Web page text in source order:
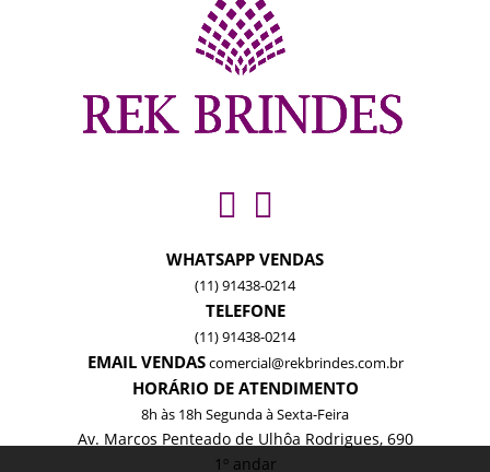
WHATSAPP VENDAS
(11) 91438-0214
TELEFONE
(11) 91438-0214
EMAIL VENDAScomercial@rekbrindes.com.br
HORÁRIO DE ATENDIMENTO
8h às 18h Segunda à Sexta-Feira
Av. Marcos Penteado de Ulhôa Rodrigues, 690
1º andar